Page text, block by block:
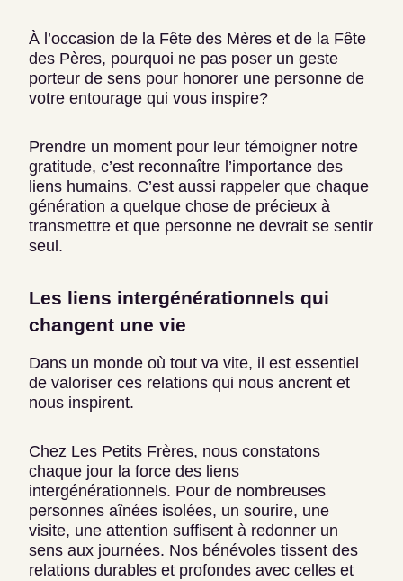
À l’occasion de la Fête des Mères et de la Fête
des Pères, pourquoi ne pas poser un geste
porteur de sens pour honorer une personne de
votre entourage qui vous inspire?
Prendre un moment pour leur témoigner notre
gratitude, c’est reconnaître l’importance des
liens humains. C’est aussi rappeler que chaque
génération a quelque chose de précieux à
transmettre et que personne ne devrait se sentir
seul.
Les liens intergénérationnels qui
changent une vie
Dans un monde où tout va vite, il est essentiel
de valoriser ces relations qui nous ancrent et
nous inspirent.
Chez Les Petits Frères, nous constatons
chaque jour la force des liens
intergénérationnels. Pour de nombreuses
personnes aînées isolées, un sourire, une
visite, une attention suffisent à redonner un
sens aux journées. Nos bénévoles tissent des
relations durables et profondes avec celles et